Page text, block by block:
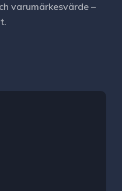
varumärkesvärde –